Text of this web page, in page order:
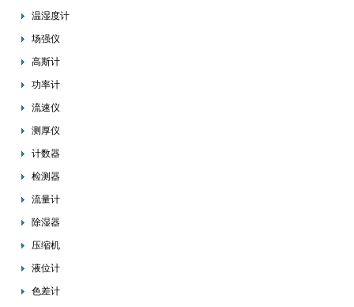
温湿度计
场强仪
高斯计
功率计
流速仪
测厚仪
计数器
检测器
流量计
除湿器
压缩机
液位计
色差计